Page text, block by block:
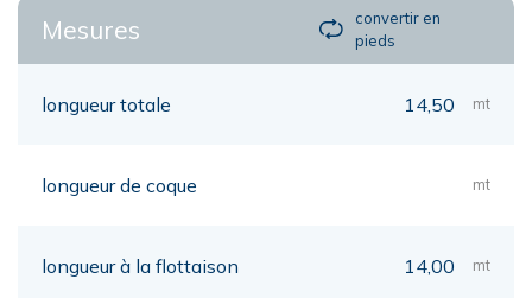
Mesures
convertir en
pieds
longueur totale 14,50 mt
longueur de coque mt
longueur à la flottaison 14,00 mt